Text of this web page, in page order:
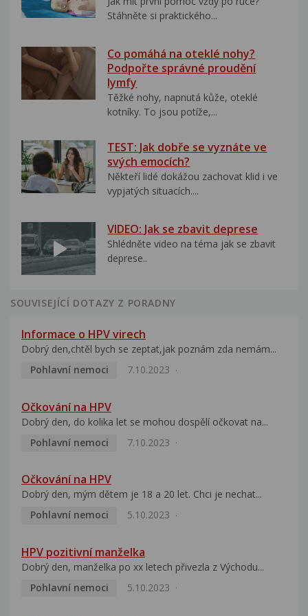
Stáhněte si praktického...
Co pomáhá na oteklé nohy?
Podpořte správné proudění
lymfy
Těžké nohy, napnutá kůže, oteklé
kotníky. To jsou potíže,...
TEST: Jak dobře se vyznáte ve
svých emocích?
Někteří lidé dokážou zachovat klid i ve
vypjatých situacích....
VIDEO: Jak se zbavit deprese
Shlédněte video na téma jak se zbavit
deprese..
SOUVISEJÍCÍ DOTAZY Z PORADNY
Informace o HPV virech
Dobrý den,chtěl bych se zeptat,jak poznám zda nemám...
Pohlavní nemoci
7.10.2023
Očkování na HPV
Dobrý den, do kolika let se mohou dospělí očkovat na...
Pohlavní nemoci
7.10.2023
Očkování na HPV
Dobrý den, mým dětem je 18 a 20 let. Chci je nechat...
Pohlavní nemoci
5.10.2023
HPV pozitivní manželka
Dobrý den, manželka po xx letech přivezla z Východu...
Pohlavní nemoci
5.10.2023